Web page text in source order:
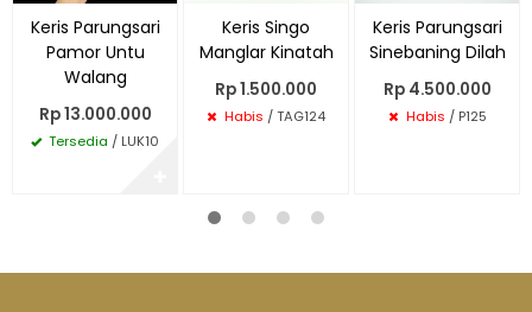
Keris Parungsari
Pamor Untu
Walang
Rp 13.000.000
Tersedia / LUK10
Keris Singo
Manglar Kinatah
Rp 1.500.000
Habis / TAG124
Keris Parungsari
Sinebaning Dilah
Rp 4.500.000
Habis / P125